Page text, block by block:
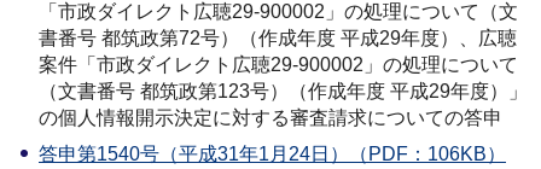
「市政ダイレクト広聴29-900002」の処理について（文
書番号 都筑政第72号）（作成年度 平成29年度）、広聴
案件「市政ダイレクト広聴29-900002」の処理について
（文書番号 都筑政第123号）（作成年度 平成29年度）」
の個人情報開示決定に対する審査請求についての答申
答申第1540号（平成31年1月24日）（PDF：106KB）